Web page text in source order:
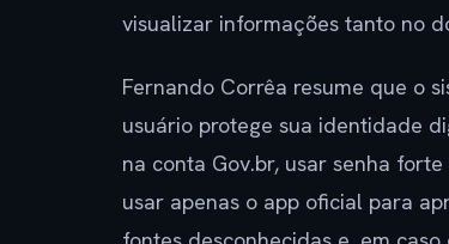
visualizar informações tanto no
Fernando Corrêa resume que o
usuário protege sua identidade
na conta Gov.br, usar senha
usar apenas o app oficial para